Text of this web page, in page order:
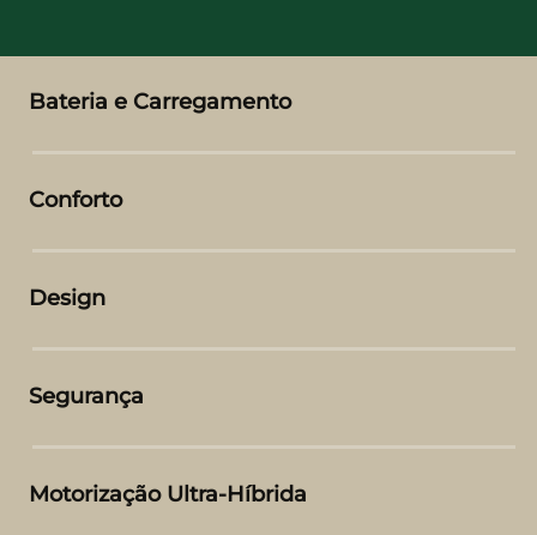
Bateria e Carregamento
Conforto
Design
Segurança
Motorização Ultra-Híbrida